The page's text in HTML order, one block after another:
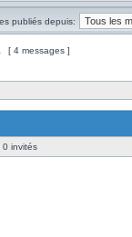
publiés depuis:
[ 4 messages ]
0 invités